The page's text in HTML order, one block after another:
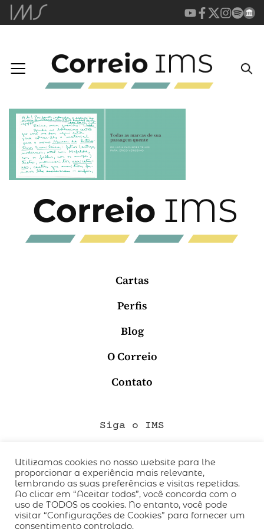
Cartas
Perfis
Blog
O Correio
Contato
Siga o IMS
QUEM SOMOS
CÓDIGO DE CONDUTA
POLÍTICA DE PRIVACIDADE
TERMOS DE USO
Utilizamos cookies no nosso website para lhe
proporcionar a experiência mais relevante,
lembrando as suas preferências e visitas repetidas.
Ao clicar em “Aceitar todos”, você concorda com o
uso de TODOS os cookies. No entanto, você pode
visitar “Configurações de Cookies” para fornecer um
consentimento controlado.